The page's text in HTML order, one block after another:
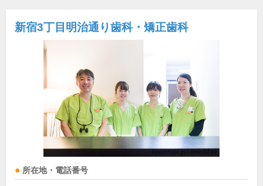
新宿3丁目明治通り歯科・矯正歯科
所在地・電話番号